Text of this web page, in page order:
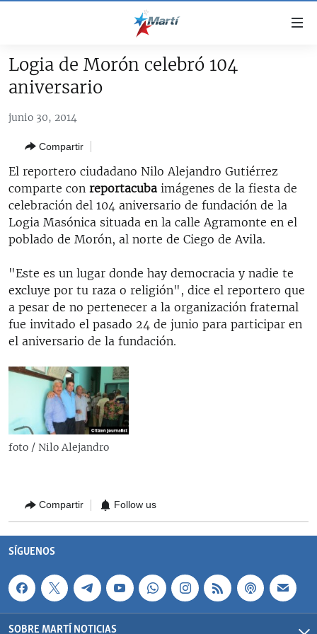
accesibilidad
contenido
principal
la
navegación
principal
búsqueda
TITULARES
CUBA
DERECHOS HUMANOS
#11JCUBA, 5 AÑOS DESPUÉS
INFORME DEL DEPARTAMENTO DE ESTADO DE EEUU
SOBRE CUBA
ESTADOS UNIDOS
ESTADOS UNIDOS
AMÉRICA 250
AMÉRICA LATINA
INMIGRACIÓN
MUNDO
DEPORTES
OPINIÓN GRÁFICA
AUDIOVISUALES MARTÍ
RADIO MARTÍ
ESPECIALES
LA REALIDAD DE LA VIVIENDA EN CUBA
SER VIEJO EN CUBA
KENTU-CUBANO
DESINFORMACIÓN RUSA EN AMÉRICA LATINA
MULTIMEDIA
EDITORIALES
SÍGUENOS
Logia de Morón celebró 104
aniversario
junio 30, 2014
Compartir
El reportero ciudadano Nilo Alejandro Gutiérrez
comparte con reportacuba imágenes de la fiesta de
celebración del 104 aniversario de fundación de la
Logia Masónica situada en la calle Agramonte en el
poblado de Morón, al norte de Ciego de Avila.
"Este es un lugar donde hay democracia y nadie te
excluye por tu raza o religión", dice el reportero que
a pesar de no pertenecer a la organización fraternal
fue invitado el pasado 24 de junio para participar en
el aniversario de la fundación.
foto / Nilo Alejandro
Compartir Follow us
SÍGUENOS
SOBRE MARTÍ NOTICIAS